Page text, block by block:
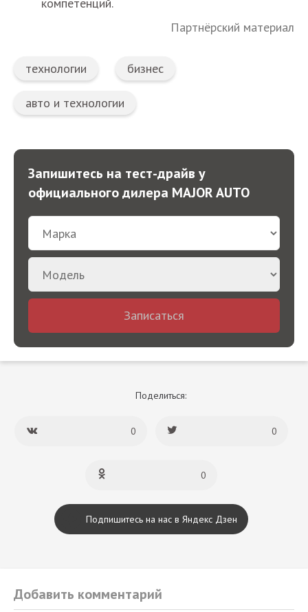
компетенций.
Партнёрский материал
технологии бизнес
авто и технологии
Запишитесь на тест-драйв у
официального дилера MAJOR AUTO
Записаться
Поделиться:
0 0
0
Подпишитесь на нас в Яндекс Дзен
Добавить комментарий